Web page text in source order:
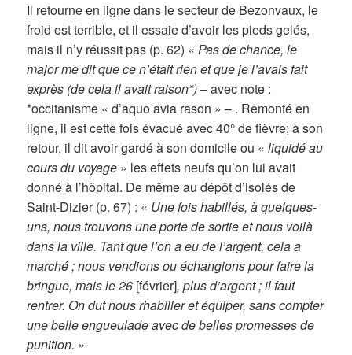
Il retourne en ligne dans le secteur de Bezonvaux, le
froid est terrible, et il essaie d’avoir les pieds gelés,
mais il n’y réussit pas (p. 62) «Pas de chance, le
major me dit que ce n’était rien et que je l’avais fait
exprès (de cela il avait raison*)– avec note :
*occitanisme « d’aquo avia rason » – . Remonté en
ligne, il est cette fois évacué avec 40° de fièvre; à son
retour, il dit avoir gardé à son domicile ou «liquidé au
cours du voyage » les effets neufs qu’on lui avait
donné à l’hôpital. De même au dépôt d’isolés de
Saint-Dizier (p. 67) : « Une fois habillés, à quelques-
uns, nous trouvons une porte de sortie et nous voilà
dans la ville. Tant que l’on a eu de l’argent, cela a
marché ; nous vendions ou échangions pour faire la
bringue, mais le 26 [février], plus d’argent ; il faut
rentrer. On dut nous rhabiller et équiper, sans compter
une belle engueulade avec de belles promesses de
punition. »